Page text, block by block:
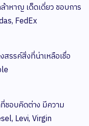
หาญ เด็ดเดี่ยว ชอบการ
FedEx
รรค์สิ่งที่น่าเหลือเชื่อ
อบคิดต่าง มีความ
Levi, Virgin